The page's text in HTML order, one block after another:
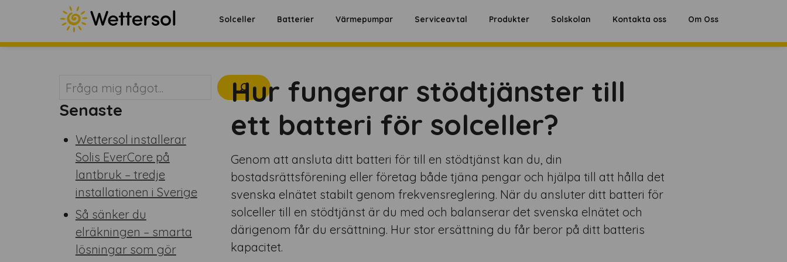
innehåll
Solceller Batterier Värmepumpar Serviceavtal Produkter Solskolan Kontakta oss Om Oss
Sök
Senaste
Wettersol installerar
Solis EverCore på
lantbruk – tredje
installationen i Sverige
Så sänker du
elräkningen – smarta
lösningar som gör
Hur fungerar stödtjänster till
ett batteri för solceller?
Genom att ansluta ditt batteri för till en stödtjänst kan du, din
bostadsrättsförening eller företag både tjäna pengar och hjälpa till att hålla det
svenska elnätet stabilt genom frekvensreglering. När du ansluter ditt batteri för
solceller till en stödtjänst är du med och balanserar det svenska elnätet och
därigenom får du ersättning. Hur stor ersättning du får beror på ditt batteris
kapacitet.